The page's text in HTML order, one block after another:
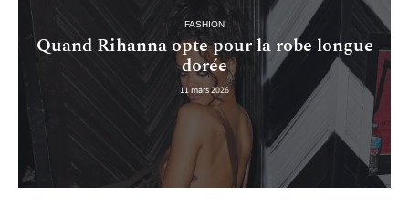
FASHION
Quand Rihanna opte pour la robe longue
dorée
11 mars 2026